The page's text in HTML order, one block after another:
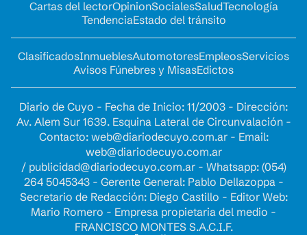
Cartas del lectorOpinionSocialesSaludTecnología
TendenciaEstado del tránsito
ClasificadosInmueblesAutomotoresEmpleosServicios
Avisos Fúnebres y MisasEdictos
Diario de Cuyo - Fecha de Inicio: 11/2003 - Dirección:
Av. Alem Sur 1639. Esquina Lateral de Circunvalación -
Contacto: web@diariodecuyo.com.ar- Email:
web@diariodecuyo.com.ar
/ publicidad@diariodecuyo.com.ar- Whatsapp: (054)
264 5045343 - Gerente General: Pablo Dellazoppa -
Secretario de Redacción: Diego Castillo - Editor Web:
Mario Romero - Empresa propietaria del medio -
FRANCISCO MONTES S.A.C.I.F.